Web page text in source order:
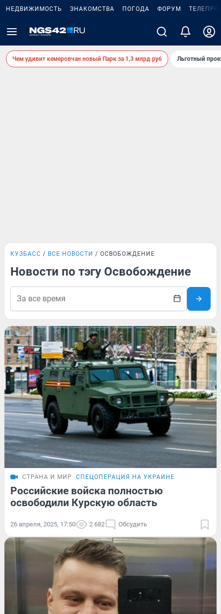
НЕДВИЖИМОСТЬ ЗНАКОМСТВА ПОГОДА ФОРУМ
Чем удивит кемеровчан новый Парк за 1,3 млрд руб Льготный
КУЗБАСС ВСЕ НОВОСТИ ОСВОБОЖДЕНИЕ
Новости по тэгу Освобождение
СТРАНА И МИР СПЕЦОПЕРАЦИЯ НА УКРАИНЕ
Российские войска полностью
освободили Курскую область
26 апреля, 2025, 17:50 2 682 Обсудить